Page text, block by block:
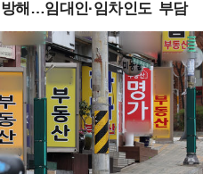
해…임대인·임차인도 부담